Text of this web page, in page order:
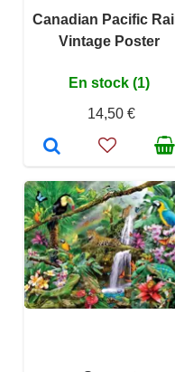
Canadian Pacific
Vintage Poster
En stock (1)
14,50 €